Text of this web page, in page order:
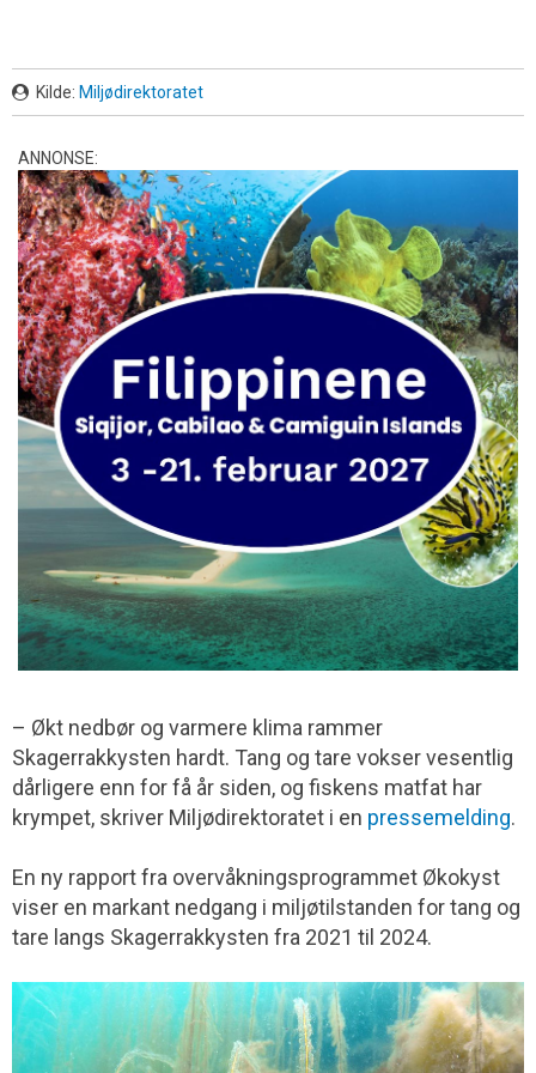
Kilde: Miljødirektoratet
ANNONSE:
– Økt nedbør og varmere klima rammer
Skagerrakkysten hardt. Tang og tare vokser vesentlig
dårligere enn for få år siden, og fiskens matfat har
krympet, skriver Miljødirektoratet i en pressemelding.
En ny rapport fra overvåkningsprogrammet Økokyst
viser en markant nedgang i miljøtilstanden for tang og
tare langs Skagerrakkysten fra 2021 til 2024.